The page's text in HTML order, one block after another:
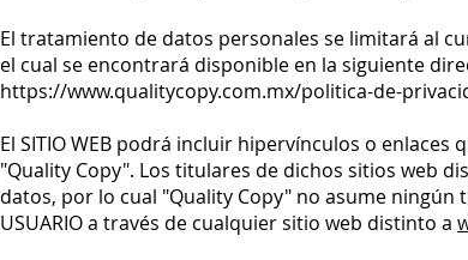
El tratamiento de datos personales se limitará al
el cual se encontrará disponible en la siguiente
https://www.qualitycopy.com.mx/politica-de-
El SITIO WEB podrá incluir hipervínculos o
"Quality Copy". Los titulares de dichos sitios web
datos, por lo cual "Quality Copy" no asume
USUARIO a través de cualquier sitio web distinto a